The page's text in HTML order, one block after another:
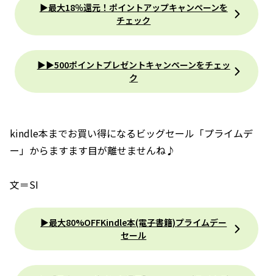
▶最大18％還元！ポイントアップキャンペーンを
チェック
▶▶500ポイントプレゼントキャンペーンをチェッ
ク
kindle本までお買い得になるビッグセール「プライムデ
ー」からますます目が離せませんね♪
文＝SI
▶最大80%OFFKindle本(電子書籍)プライムデー
セール